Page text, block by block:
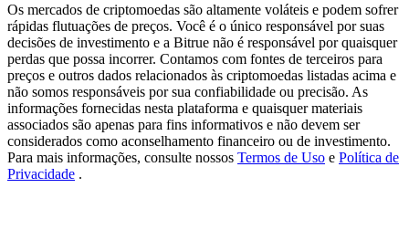
Precious Metals Trading Carnival
Trade Gold & Silver · 33,333 USDT Bonus
USDT New User Exclusive 10% APR
USDT Flexible Staking | Daily Rewards
Os mercados de criptomoedas são altamente voláteis e podem sofrer
rápidas flutuações de preços. Você é o único responsável por suas
decisões de investimento e a Bitrue não é responsável por quaisquer
perdas que possa incorrer. Contamos com fontes de terceiros para
preços e outros dados relacionados às criptomoedas listadas acima e
não somos responsáveis por sua confiabilidade ou precisão. As
informações fornecidas nesta plataforma e quaisquer materiais
associados são apenas para fins informativos e não devem ser
considerados como aconselhamento financeiro ou de investimento.
Para mais informações, consulte nossos Termos de Uso e Política de
Privacidade .